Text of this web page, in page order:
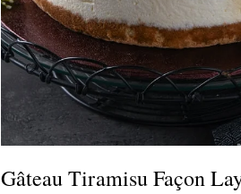
Gâteau Tiramisu Façon